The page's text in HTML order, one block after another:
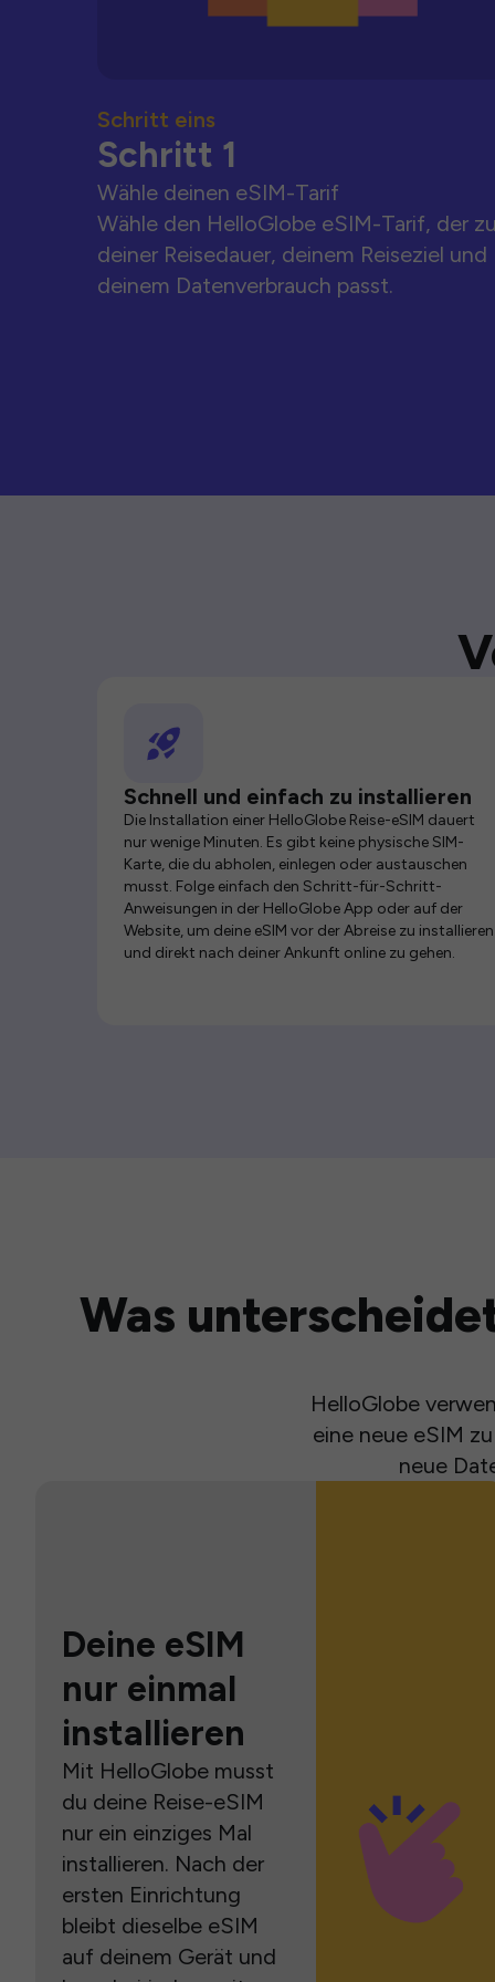
Schritt eins
Schritt 1
Wähle deinen eSIM-Tarif
Wähle den HelloGlobe eSIM-Tarif, der
deiner Reisedauer, deinem Reiseziel und
deinem Datenverbrauch passt.
Schnell und einfach zu installieren
Die Installation einer HelloGlobe Reise-eSIM dauert
nur wenige Minuten. Es gibt keine physische SIM-
Karte, die du abholen, einlegen oder austauschen
musst. Folge einfach den Schritt-für-Schritt-
Anweisungen in der HelloGlobe App oder auf der
Website, um deine eSIM vor der Abreise zu installieren
und direkt nach deiner Ankunft online zu gehen.
Was
HelloGlobe
eine neue eSIM
neue
Deine eSIM
nur einmal
installieren
Mit HelloGlobe musst
du deine Reise-eSIM
nur ein einziges Mal
installieren. Nach der
ersten Einrichtung
bleibt dieselbe eSIM
auf deinem Gerät und